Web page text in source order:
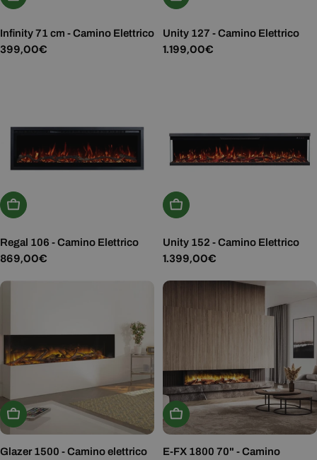
Infinity 71 cm - Camino Elettrico
Prezzo
399,00€
Unity 127 - Camino Elettrico
Prezzo
1.199,00€
Aggiungi Al Carrello
Regal 106 - Camino Elettrico
Prezzo
869,00€
Aggiungi Al Carrello
Unity 152 - Camino Elettrico
Prezzo
1.399,00€
Aggiungi Al Carrello
Glazer 1500 - Camino elettrico
Aggiungi Al Carrello
E-FX 1800 70" - Camino